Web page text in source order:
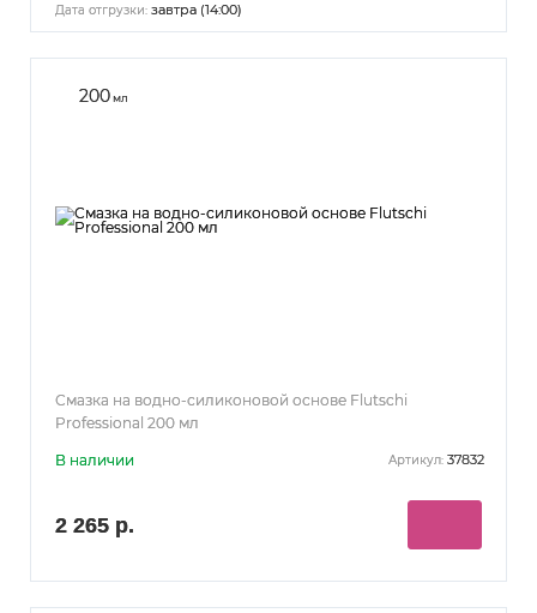
Дата отгрузки: завтра (14:00)
200мл
Смазка на водно-силиконовой основе Flutschi
Professional 200 мл
В наличии Артикул: 37832
2 265 р.